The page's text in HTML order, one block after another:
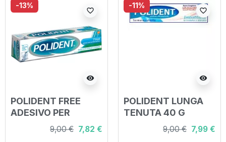
-13%
visibility
favorite_border
POLIDENT FREE
ADESIVO PER
PROTESI DENTARIA
9,00 € 7,82 €
-11%
visibility
favorite_border
POLIDENT LUNGA
TENUTA 40 G
9,00 € 7,99 €